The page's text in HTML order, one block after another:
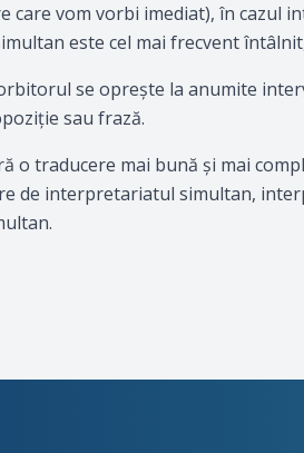
care vom vorbi imediat), în
este cel mai frecvent
se opreşte la anumite
sau frază.
o traducere mai bună şi mai
de interpretariatul simultan,